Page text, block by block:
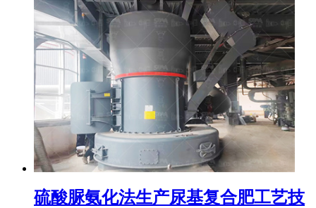
硫酸脲氨化法生产尿基复合肥工艺技